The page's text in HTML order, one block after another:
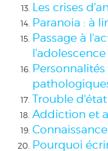
Les crises
Paranoia : à
Passage à
l'adolescence
Trouble
Addiction et
Pourquoi